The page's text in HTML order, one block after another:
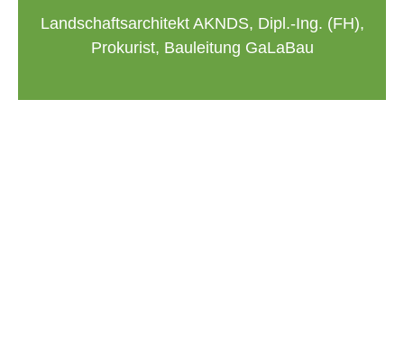
Landschaftsarchitekt AKNDS, Dipl.-Ing. (FH),
Prokurist, Bauleitung GaLaBau